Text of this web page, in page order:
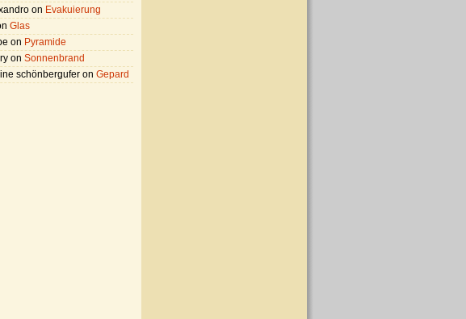
on Evakuierung
Glas
on Pyramide
on Sonnenbrand
schönbergufer on Gepard